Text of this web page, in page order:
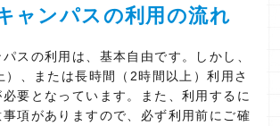
ャンパスの利用の流れ
スの利用は、基本自由です。しかし、
）、または長時間（2時間以上）利用さ
要となっています。また、利用するに
項がありますので、必ず利用前にご確